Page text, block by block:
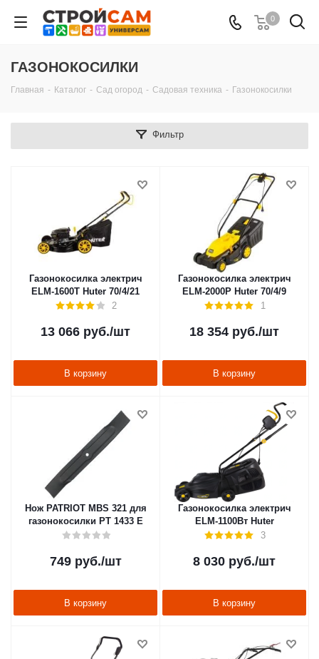
0
ГАЗОНОКОСИЛКИ
Главная - Каталог - Сад огород - Садовая техника - Газонокосилки
Фильтр
Газонокосилка электрич
ELM-1600Т Huter 70/4/21
2
13 066 руб./шт
В корзину
Газонокосилка электрич
ELM-2000Р Huter 70/4/9
1
18 354 руб./шт
В корзину
Нож PATRIOT MBS 321 для
газонокосилки PT 1433 E
749руб./шт
В корзину
Газонокосилка электрич
ELM-1100Вт Huter
3
8 030 руб./шт
В корзину